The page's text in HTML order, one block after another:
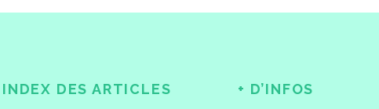
INDEX DES ARTICLES + D’INFOS